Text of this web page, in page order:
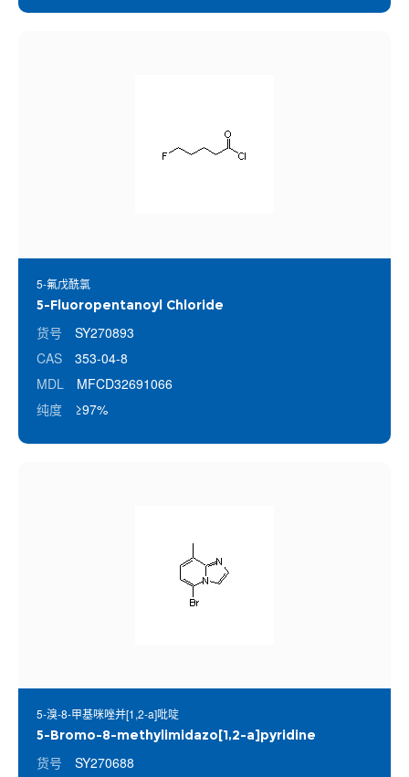
5-氟戊酰氯
5-Fluoropentanoyl Chloride
货号
SY270893
CAS
353-04-8
MDL
MFCD32691066
纯度
≥97%
5-溴-8-甲基咪唑并[1,2-a]吡啶
5-Bromo-8-methylimidazo[1,2-a]pyridine
货号
SY270688